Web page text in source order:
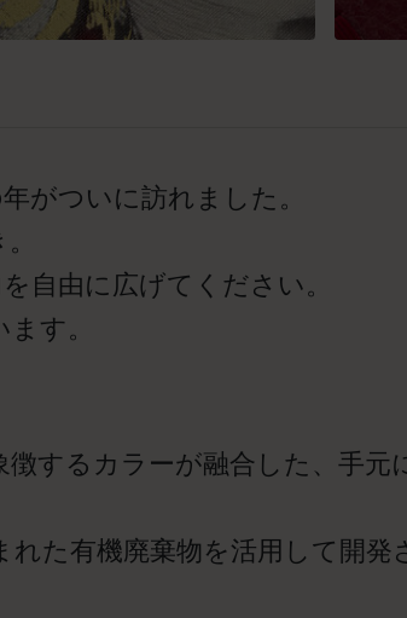
がついに訪れました。
自由に広げてください。
す。
するカラーが融合した、手元
た有機廃棄物を活用して開発